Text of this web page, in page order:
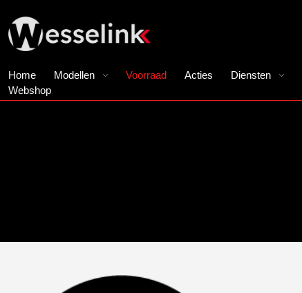
Home Modellen Voorraad Acties Diensten
Webshop